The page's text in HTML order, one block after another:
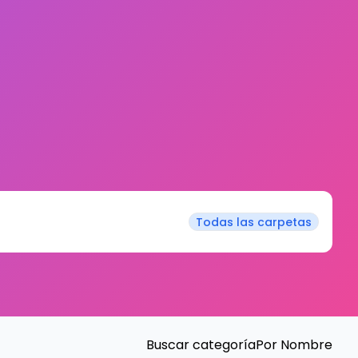
Todas las carpetas
Buscar categoríaPor Nombre